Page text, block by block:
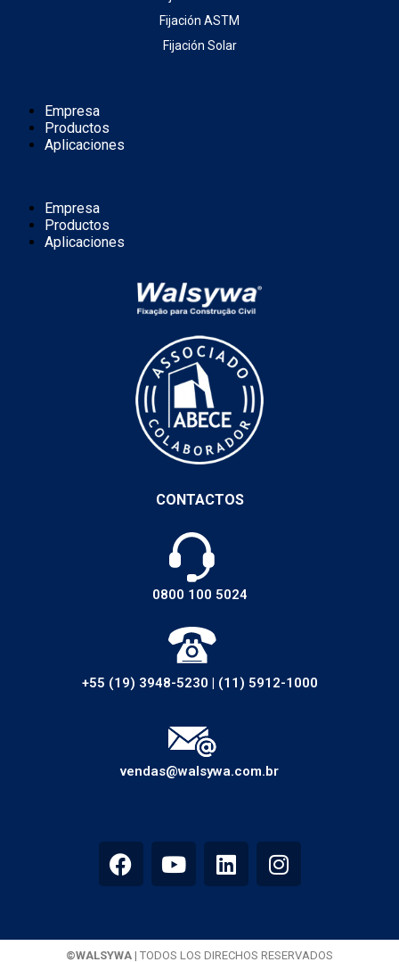
Fijación ASTM
Fijación Solar
Empresa
Productos
Aplicaciones
Empresa
Productos
Aplicaciones
CONTACTOS
0800 100 5024
+55 (19) 3948-5230 | (11) 5912-1000
vendas@walsywa.com.br
©WALSYWA | TODOS LOS DIRECHOS RESERVADOS